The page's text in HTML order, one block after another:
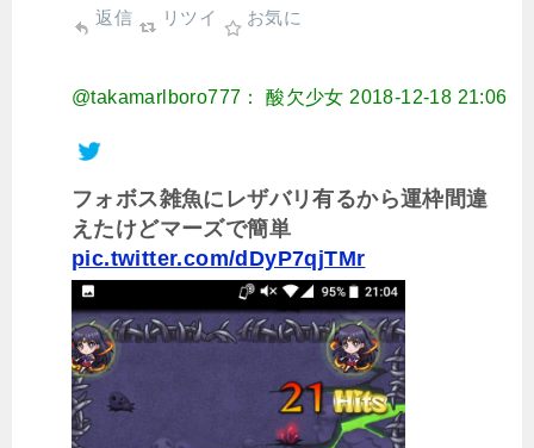
返信 リツイ お気に
@takamarlboro777： 酸欠少女 2018-12-18 21:06
フォボス雑魚にレザバリ有るから運枠間違
えたけどマーズで簡単
pic.twitter.com/dDyP7qjTMr